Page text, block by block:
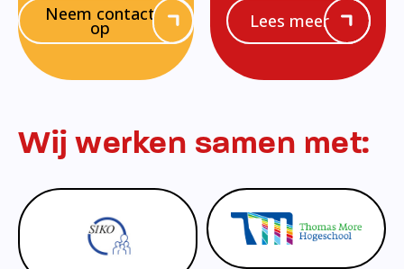
Neem contact
op Lees meer
Wij werken samen met: